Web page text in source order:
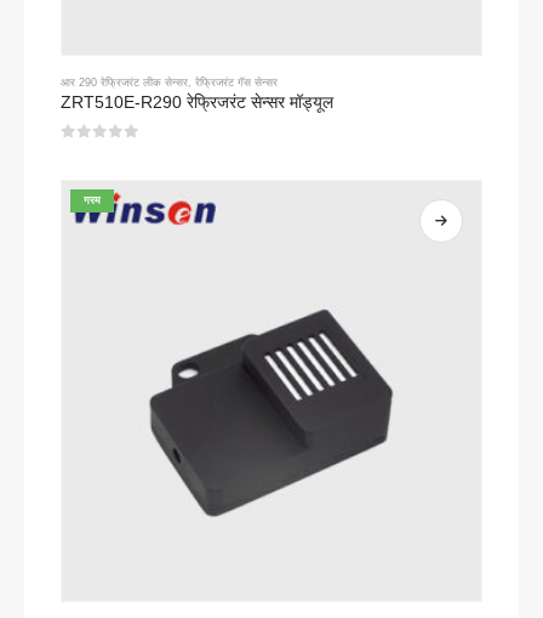
आर 290 रेफ्रिजरंट लीक सेन्सर, रेफ्रिजरंट गॅस सेन्सर
ZRT510E-R290 रेफ्रिजरंट सेन्सर मॉड्यूल
गरम